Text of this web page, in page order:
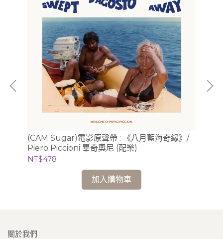
(CAM Sugar)電影原聲帶 : 《八月藍海奇緣》/
Piero Piccioni 畢奇奧尼 (配樂)
NT$478
加入購物車
關於我們